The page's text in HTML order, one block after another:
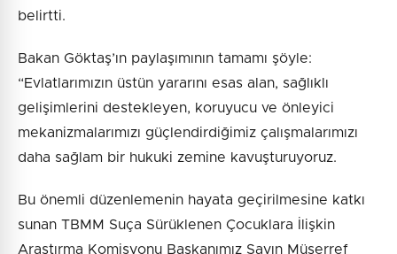
belirtti.
Bakan Göktaş’ın paylaşımının tamamı şöyle:
“Evlatlarımızın üstün yararını esas alan, sağlıklı
gelişimlerini destekleyen, koruyucu ve önleyici
mekanizmalarımızı güçlendirdiğimiz çalışmalarımızı
daha sağlam bir hukuki zemine kavuşturuyoruz.
Bu önemli düzenlemenin hayata geçirilmesine katkı
sunan TBMM Suça Sürüklenen Çocuklara İlişkin
Araştırma Komisyonu Başkanımız Sayın Müşerref